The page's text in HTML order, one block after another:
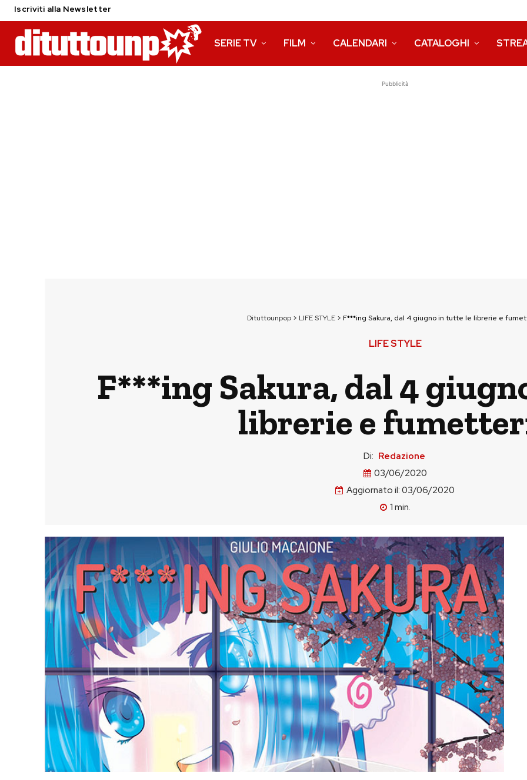
Iscriviti alla Newsletter
SERIE TV FILM CALENDARI CATALOGHI
Pubblicità
Dituttounpop > LIFE STYLE > F***ing Sakura, dal 4 giugno in tutte le librerie e
LIFE STYLE
F***ing Sakura, dal 4
librerie e
Di: Redazione
03/06/2020
Aggiornato il: 03/06/2020
1 min.